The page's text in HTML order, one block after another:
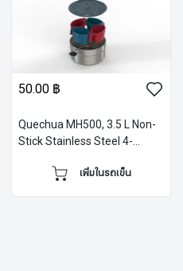
50.00 ฿
Quechua MH500, 3.5 L Non-
Stick Stainless Steel 4-
เพิ่มในรถเข็น